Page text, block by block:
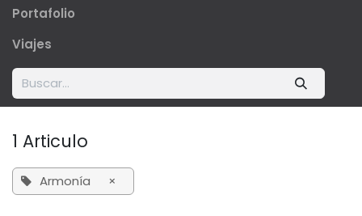
Portafolio
Viajes
1 Articulo
Armonía ×